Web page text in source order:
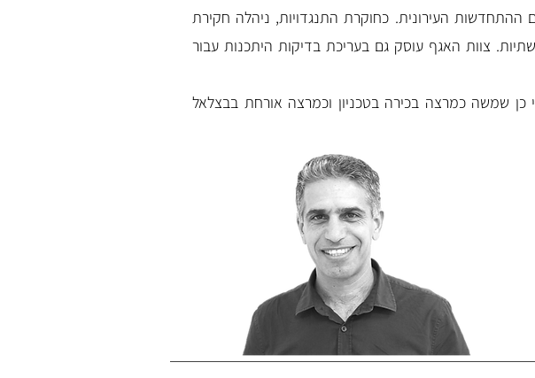
ההתחדשות העירונית. כחוקרת התנגדויות, ניהלה חקירת
צוות האגף עוסק גם בעריכת בדיקות היתכנות עבור
תל אביב. לפני כן שמשה כמרצה בכירה בטכניון וכמרצה אורחת בבצלאל